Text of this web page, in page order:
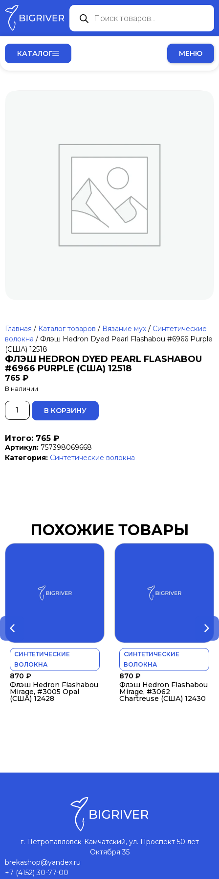
КАТАЛОГ МЕНЮ
Главная / Каталог товаров / Вязание мух / Синтетические
волокна / Флэш Hedron Dyed Pearl Flashabou #6966 Purple
(США) 12518
ФЛЭШ HEDRON DYED PEARL FLASHABOU
#6966 PURPLE (США) 12518
765 ₽
В наличии
В КОРЗИНУ ALTERNATIVE:
Итого: 765 ₽
Артикул: 757398069668
Категория: Синтетические волокна
ПОХОЖИЕ ТОВАРЫ
СИНТЕТИЧЕСКИЕ
ВОЛОКНА
870 ₽
Флэш Hedron Flashabou
Mirage, #3005 Opal
(США) 12428
СИНТЕТИЧЕСКИЕ
ВОЛОКНА
870 ₽
Флэш Hedron Flashabou
Mirage, #3062
Chartreuse (США) 12430
г. Петропавловск-Камчатский, ул. Проспект 50 лет
Октября 35
brekashop@yandex.ru
+7 (4152) 30-77-00